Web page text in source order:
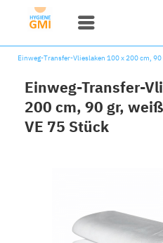
Einweg-Transfer-Vlieslaken 100 x 200 cm, 90
Einweg-Transfer-
200 cm, 90 gr,
VE 75 Stück